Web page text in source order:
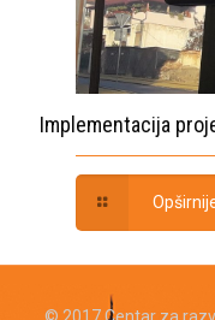
Implementacija